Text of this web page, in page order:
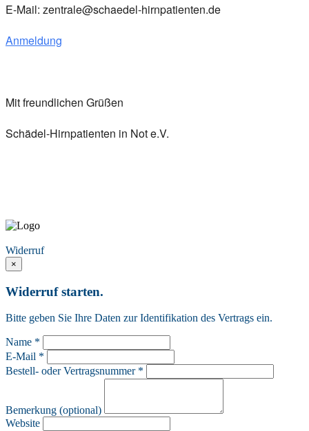
E-Mail: zentrale@schaedel-hirnpatienten.de
Anmeldung
Mit freundlichen Grüßen
Schädel-Hirnpatienten in Not e.V.
Widerruf
×
Widerruf starten.
Bitte geben Sie Ihre Daten zur Identifikation des Vertrags ein.
Name *
E-Mail *
Bestell- oder Vertragsnummer *
Bemerkung (optional)
Website